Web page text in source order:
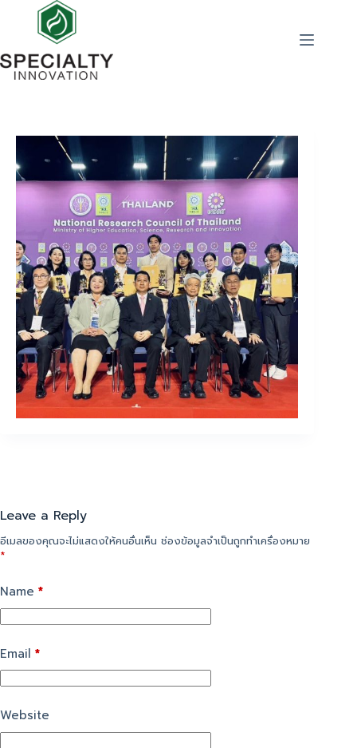
Leave a Reply
อีเมลของคุณจะไม่แสดงให้คนอื่นเห็น ช่องข้อมูลจำเป็นถูกทำเครื่องหมาย
*
Name *
Email *
Website